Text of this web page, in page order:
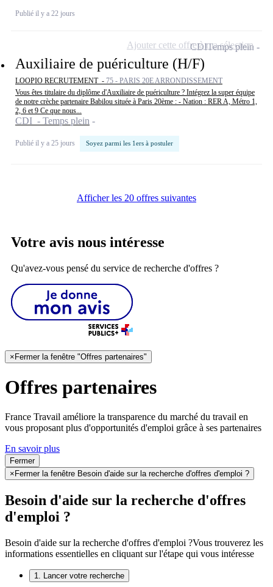
Publié il y a 22 jours
Auxiliaire de puériculture (H/F)
LOOPIO RECRUTEMENT - 75 - PARIS 20E ARRONDISSEMENT
Vous êtes titulaire du diplôme d'Auxiliaire de puériculture ? Intégrez la super équipe
de notre crèche partenaire Babilou située à Paris 20ème : - Nation : RER A, Métro 1,
2, 6 et 9 Ce que nous...
CDI - Temps plein
Publié il y a 25 jours Soyez parmi les 1ers à postuler
CDITemps plein
Ajouter cette offre à ma sélection
Afficher les 20 offres suivantes
Votre avis nous intéresse
Qu'avez-vous pensé du service de recherche d'offres ?
×Fermer la fenêtre "Offres partenaires"
Offres partenaires
France Travail améliore la transparence du marché du travail en
vous proposant plus d'opportunités d'emploi grâce à ses partenaires
En savoir plus
Fermer
× Fermer la fenêtre Besoin d'aide sur la recherche d'offres d'emploi ?
Besoin d'aide sur la recherche d'offres
d'emploi ?
Besoin d'aide sur la recherche d'offres d'emploi ?Vous trouverez les
informations essentielles en cliquant sur l'étape qui vous intéresse
1. Lancer votre recherche